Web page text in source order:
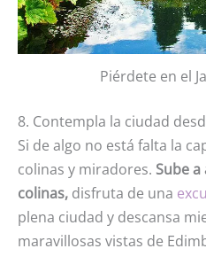
Piérdete en el
8. Contempla la ciudad
Si de algo no está falta la
colinas y miradores. Sube
colinas, disfruta de una
plena ciudad y descansa
maravillosas vistas de